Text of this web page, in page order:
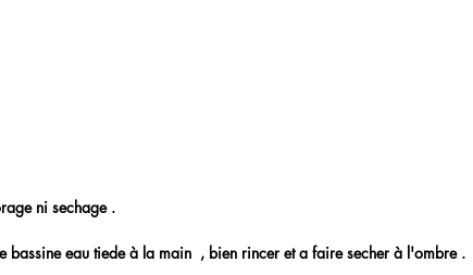
ni sechage .
bassine eau tiede à la main , bien rincer et a faire secher à l'ombre .